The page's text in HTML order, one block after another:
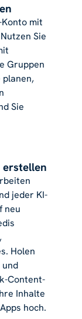
mit
Sie
Gruppen
planen,
Sie
erstellen
jeder KI-
neu
Holen
und
Content-
Inhalte
hoch.